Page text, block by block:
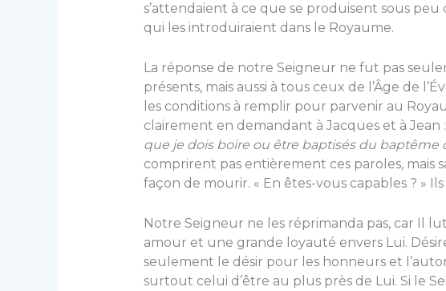
s’attendaient à ce que se produisent sous
qui les introduiraient dans le Royaume.
La réponse de notre Seigneur ne fut pas
présents, mais aussi à tous ceux de l’Âge de
les conditions à remplir pour parvenir au
clairement en demandant à Jacques et à Jean :
que je dois boire ou être baptisés du baptême
comprirent pas entièrement ces paroles, mais
façon de mourir. « En êtes-vous capables ? »
Notre Seigneur ne les réprimanda pas, car Il
amour et une grande loyauté envers Lui.
seulement le désir pour les honneurs et
surtout celui d’être au plus près de Lui. Si le